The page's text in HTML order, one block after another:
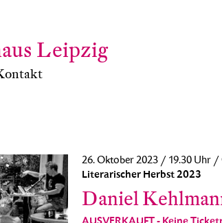
Leipzig
26. Oktober 2023 / 19.30 Uhr /
Literarischer Herbst 2023
Daniel